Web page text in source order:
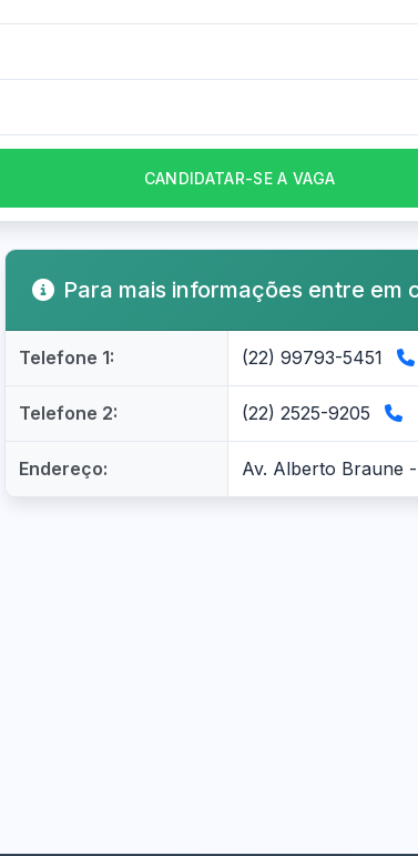
CANDIDATAR-SE A VAGA
Para mais informações entre em
Telefone 1: (22) 99793-5451
Telefone 2: (22) 2525-9205
Endereço: Av. Alberto Braune